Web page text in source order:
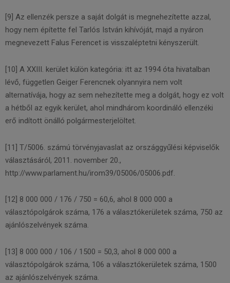
[9] Az ellenzék persze a saját dolgát is megnehezítette azzal,
hogy nem építette fel Tarlós István kihívóját, majd a nyáron
megnevezett Falus Ferencet is visszaléptetni kényszerült.
[10] A XXIII. kerület külön kategória: itt az 1994 óta hivatalban
lévő, független Geiger Ferencnek olyannyira nem volt
alternatívája, hogy az sem nehezítette meg a dolgát, hogy ez volt
a hétből az egyik kerület, ahol mindhárom koordináló ellenzéki
erő indított önálló polgármesterjelöltet.
[11] T/5006. számú törvényjavaslat az országgyűlési képviselők
választásáról, 2011. november 20.,
http://www.parlament.hu/irom39/05006/05006.pdf.
[12] 8 000 000 / 176 / 750 = 60,6, ahol 8 000 000 a
választópolgárok száma, 176 a választókerületek száma, 750 az
ajánlószelvények száma.
[13] 8 000 000 / 106 / 1500 = 50,3, ahol 8 000 000 a
választópolgárok száma, 106 a választókerületek száma, 1500
az ajánlószelvények száma.